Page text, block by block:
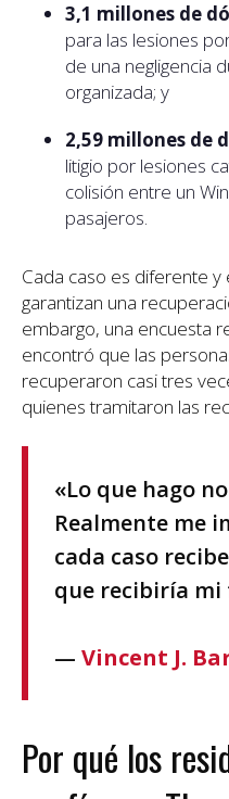
3,1 millones de
para las lesiones
de una negligencia
organizada; y
2,59 millones de
litigio por lesiones
colisión entre un
pasajeros.
Cada caso es diferente
garantizan una
embargo, una encuesta
encontró que las
recuperaron casi tres
quienes tramitaron las
«Lo que hago
Realmente me
cada caso
que recibiría mi
— Vincent J.
Por qué los